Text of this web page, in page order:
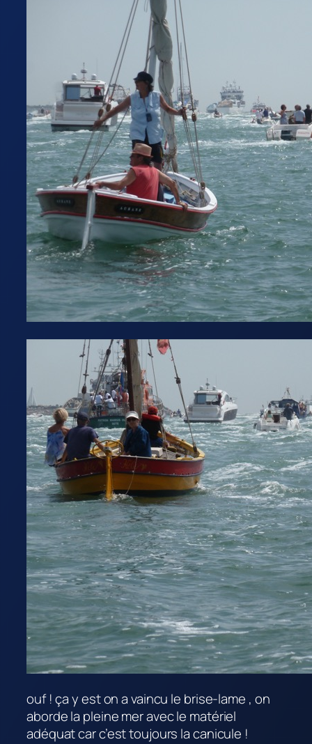
ouf ! ça y est on a vaincu le brise-lame , on
aborde la pleine mer avec le matériel
adéquat car c’est toujours la canicule !